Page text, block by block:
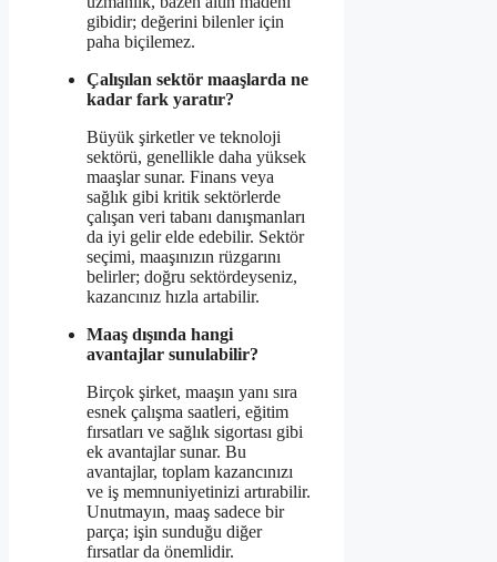
gibidir; değerini bilenler için
paha biçilemez.
Çalışılan sektör maaşlarda ne
kadar fark yaratır?
Büyük şirketler ve teknoloji
sektörü, genellikle daha yüksek
maaşlar sunar. Finans veya
sağlık gibi kritik sektörlerde
çalışan veri tabanı danışmanları
da iyi gelir elde edebilir. Sektör
seçimi, maaşınızın rüzgarını
belirler; doğru sektördeyseniz,
kazancınız hızla artabilir.
Maaş dışında hangi
avantajlar sunulabilir?
Birçok şirket, maaşın yanı sıra
esnek çalışma saatleri, eğitim
fırsatları ve sağlık sigortası gibi
ek avantajlar sunar. Bu
avantajlar, toplam kazancınızı
ve iş memnuniyetinizi artırabilir.
Unutmayın, maaş sadece bir
parça; işin sunduğu diğer
fırsatlar da önemlidir.